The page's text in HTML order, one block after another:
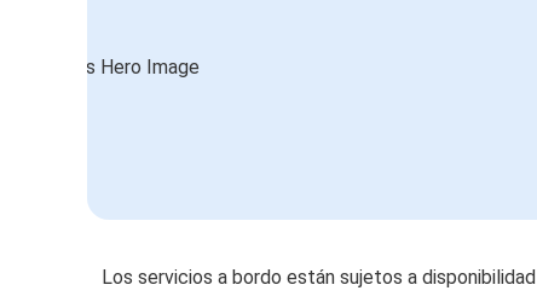
Los servicios a bordo están sujetos a disponibilidad